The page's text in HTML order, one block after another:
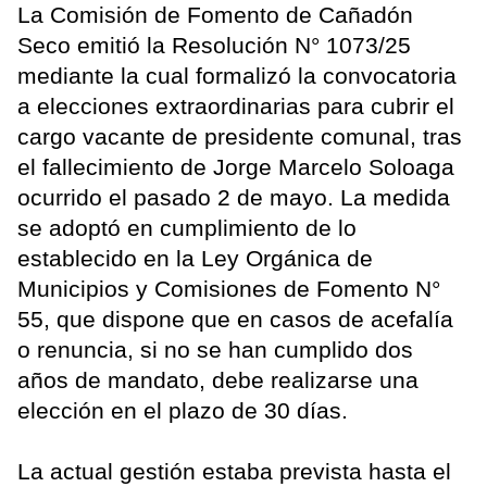
La Comisión de Fomento de Cañadón
Seco emitió la Resolución N° 1073/25
mediante la cual formalizó la convocatoria
a elecciones extraordinarias para cubrir el
cargo vacante de presidente comunal, tras
el fallecimiento de Jorge Marcelo Soloaga
ocurrido el pasado 2 de mayo. La medida
se adoptó en cumplimiento de lo
establecido en la Ley Orgánica de
Municipios y Comisiones de Fomento N°
55, que dispone que en casos de acefalía
o renuncia, si no se han cumplido dos
años de mandato, debe realizarse una
elección en el plazo de 30 días.
La actual gestión estaba prevista hasta el